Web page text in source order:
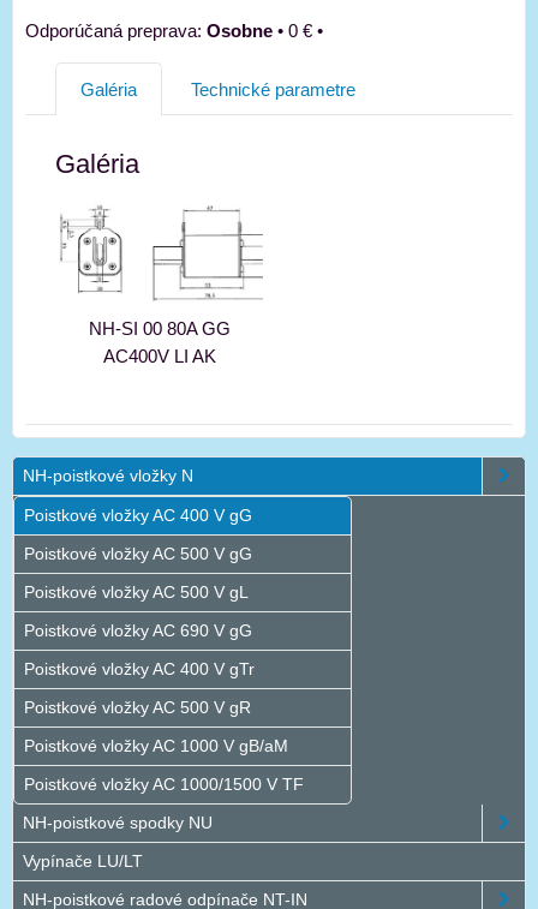
Osobne • 0 € •
Galéria Technické parametre
Galéria
NH-SI 00 80A GG
AC400V LI AK
NH-poistkové vložky N
Poistkové vložky AC 400 V gG
Poistkové vložky AC 500 V gG
Poistkové vložky AC 500 V gL
Poistkové vložky AC 690 V gG
Poistkové vložky AC 400 V gTr
Poistkové vložky AC 500 V gR
Poistkové vložky AC 1000 V gB/aM
Poistkové vložky AC 1000/1500 V TF
NH-poistkové spodky NU
Vypínače LU/LT
NH-poistkové radové odpínače NT-IN